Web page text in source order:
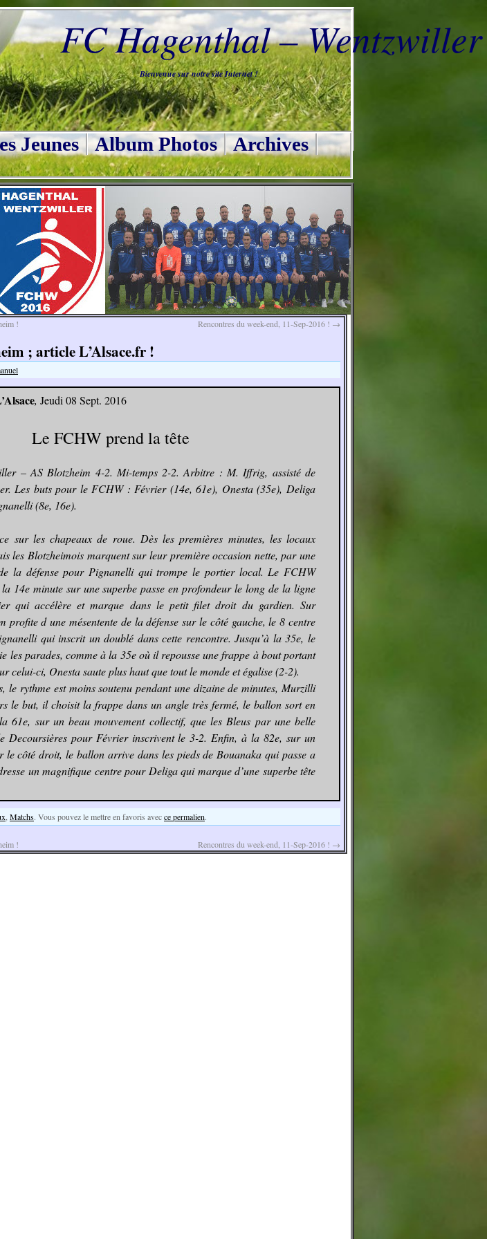
FC Hagenthal – Wentzwiller
Bienvenue sur notre site Internet !
Jeunes Album Photos
Archives
! Rencontres du week-end, 11-Sep-2016 ! →
; article L’Alsace.fr !
, Jeudi 08 Sept. 2016
Le FCHW prend la tête
– AS Blotzheim 4-2. Mi-temps 2-2. Arbitre : M. Iffrig, assisté de
Les buts pour le FCHW : Février (14e, 61e), Onesta (35e), Deliga
(8e, 16e).
sur les chapeaux de roue. Dès les premières minutes, les locaux
les Blotzheimois marquent sur leur première occasion nette, par une
la défense pour Pignanelli qui trompe le portier local. Le FCHW
14e minute sur une superbe passe en profondeur le long de la ligne
qui accélère et marque dans le petit filet droit du gardien. Sur
profite d une mésentente de la défense sur le côté gauche, le 8 centre
qui inscrit un doublé dans cette rencontre. Jusqu’à la 35e, le
les parades, comme à la 35e où il repousse une frappe à bout portant
celui-ci, Onesta saute plus haut que tout le monde et égalise (2-2).
le rythme est moins soutenu pendant une dizaine de minutes, Murzilli
le but, il choisit la frappe dans un angle très fermé, le ballon sort en
61e, sur un beau mouvement collectif, que les Bleus par une belle
Decoursières pour Février inscrivent le 3-2. Enfin, à la 82e, sur un
le côté droit, le ballon arrive dans les pieds de Bouanaka qui passe a
un magnifique centre pour Deliga qui marque d’une superbe tête
Matchs. Vous pouvez le mettre en favoris avecce permalien.
! Rencontres du week-end, 11-Sep-2016 ! →